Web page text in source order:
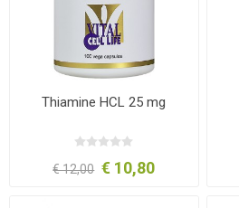
Thiamine HCL 25 mg
€ 12,00 € 10,80